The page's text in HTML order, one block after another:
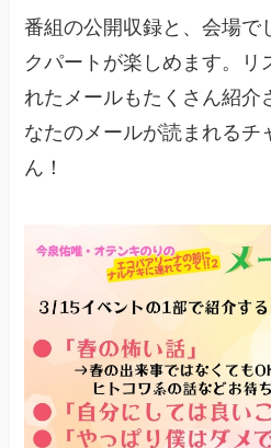
番組の公開収録と、会場で
クパートが楽しめます。リ
れたメールもたくさん紹介
なたのメールが読まれるチ
ん！